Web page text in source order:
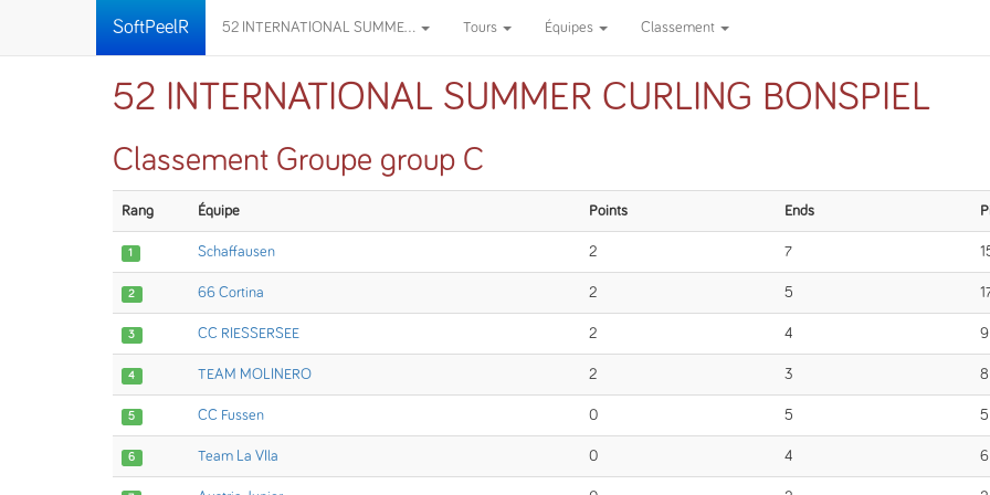
SoftPeelR 52 INTERNATIONAL SUMME... Tours Équipes Classement
52 INTERNATIONAL SUMMER CURLING BONSPIEL
Classement Groupe group C
Rang Équipe Points Ends
1 Schaffausen 2 7
2 66 Cortina 2 5
3 CC RIESSERSEE 2 4 9
4 TEAM MOLINERO 2 3 8
5 CC Fussen 0 5 5
6 Team La VIla 0 4 6